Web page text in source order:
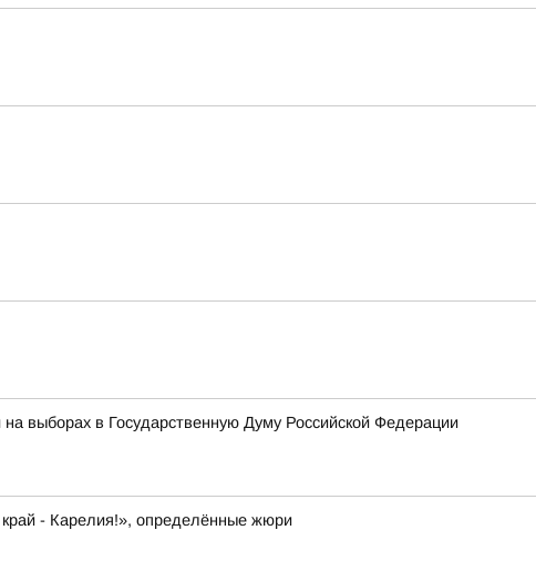
выборах в Государственную Думу Российской Федерации
- Карелия!», определённые жюри